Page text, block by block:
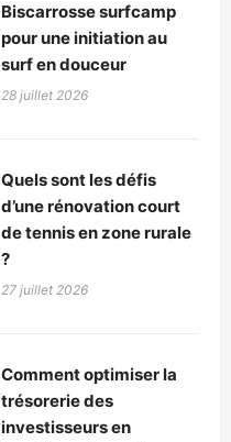
Biscarrosse surfcamp
pour une initiation au
surf en douceur
28 juillet 2026
Quels sont les défis
d’une rénovation court
de tennis en zone rurale
?
27 juillet 2026
Comment optimiser la
trésorerie des
investisseurs en